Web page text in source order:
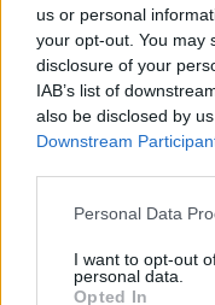
us or personal
your opt-out. You may
disclosure of your
IAB’s list of
also be disclosed by
Downstream
Please note that this
not limited to your visit
grant or deny consent
Personal Data
I want to opt-out
personal data.
Opted In
Οι δράσεις που
συνεργασία και
τη δημιουργία
δράσεων και
Υμηττού ως
τους επισκέπτες